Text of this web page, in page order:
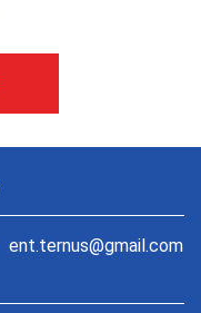
ent.ternus@gmail.com